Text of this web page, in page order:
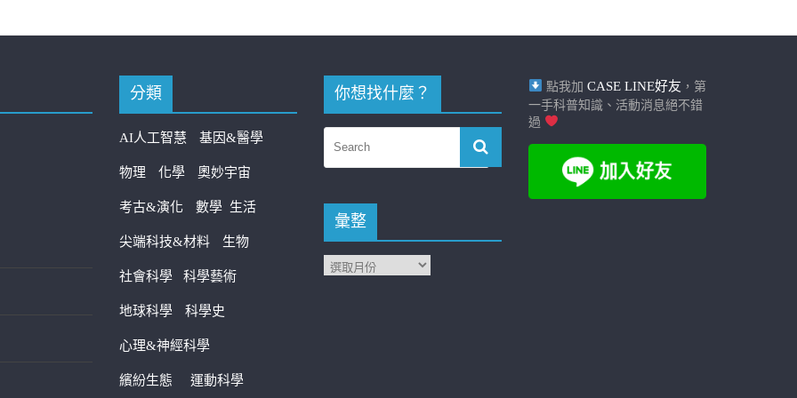
分類
AI人工智慧 基因&醫學
物理 化學 奧妙宇宙
考古&演化 數學 生活
尖端科技&材料 生物
社會科學 科學藝術
地球科學 科學史
心理&神經科學
繽紛生態 運動科學
你想找什麼？
彙整
點我加 CASE LINE好友 ，第
一手科普知識、活動消息絕不錯
過